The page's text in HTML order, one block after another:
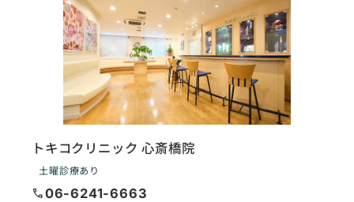
トキコクリニック 心斎橋院
土曜診療あり
call06-6241-6663